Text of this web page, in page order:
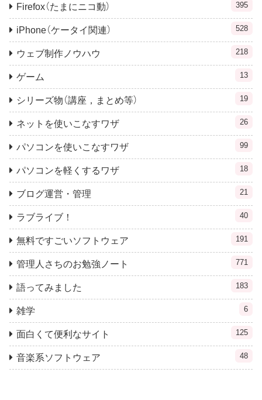
Firefox（たまにニコ動） 395
iPhone（ケータイ関連） 528
ウェブ制作ノウハウ 218
ゲーム 13
シリーズ物（講座，まとめ等） 19
ネットを使いこなすワザ 26
パソコンを使いこなすワザ 99
パソコンを軽くするワザ 18
ブログ運営・管理 21
ラブライブ！ 40
無料ですごいソフトウェア 191
管理人さちのお勉強ノート 771
語ってみました 183
雑学 6
面白くて便利なサイト 125
音楽系ソフトウェア 48